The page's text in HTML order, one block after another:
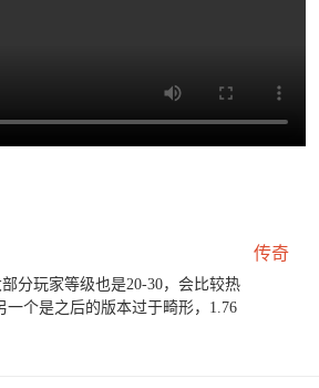
传奇
分玩家等级也是20-30，会比较热
个是之后的版本过于畸形，1.76